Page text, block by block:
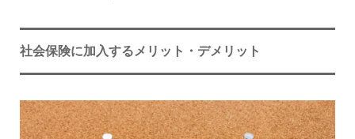
社会保険に加入するメリット・デメリット